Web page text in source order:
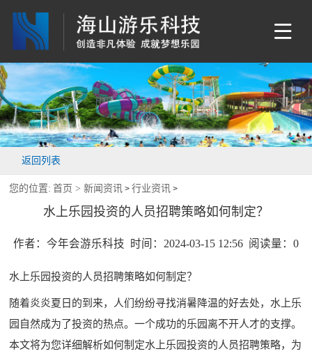
返回列表
您的位置: 首页 >新闻资讯 >行业资讯 >
水上乐园投资的人员招聘策略如何制定？
作者：今年会游乐科技 时间：2024-03-15 12:56 阅读量： 0
水上乐园投资的人员招聘策略如何制定？
随着炎炎夏日的到来，人们纷纷寻找消暑降温的好去处，水上乐
园自然成为了投资的热点。一个成功的乐园离不开人才的支撑。
本文将为您详细解析如何制定水上乐园投资的人员招聘策略，为